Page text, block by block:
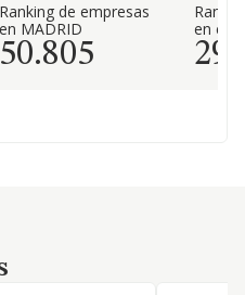
Ranking de empresas
en MADRID
50.805
en el
29